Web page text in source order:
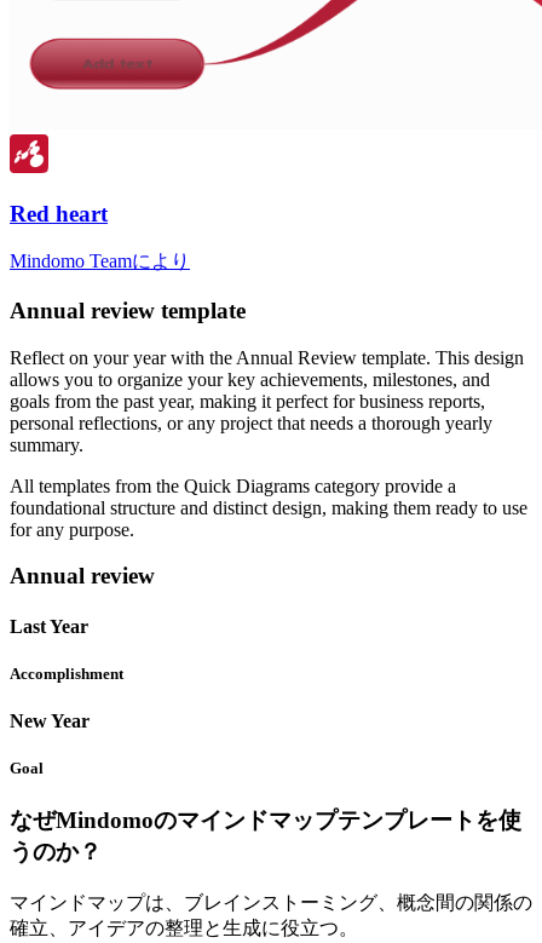
Red heart
Mindomo Teamにより
Annual review template
Reflect on your year with the Annual Review template. This design
allows you to organize your key achievements, milestones, and
goals from the past year, making it perfect for business reports,
personal reflections, or any project that needs a thorough yearly
summary.
All templates from the Quick Diagrams category provide a
foundational structure and distinct design, making them ready to use
for any purpose.
Annual review
Last Year
Accomplishment
New Year
Goal
なぜMindomoのマインドマップテンプレートを使
うのか？
マインドマップは、ブレインストーミング、概念間の関係の
確立、アイデアの整理と生成に役立つ。